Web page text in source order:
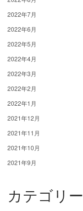
2022年7月
2022年6月
2022年5月
2022年4月
2022年3月
2022年2月
2022年1月
2021年12月
2021年11月
2021年10月
2021年9月
カテゴリー